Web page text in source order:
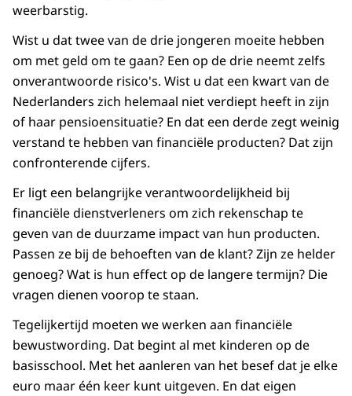
weerbarstig.
Wist u dat twee van de drie jongeren moeite hebben
om met geld om te gaan? Een op de drie neemt zelfs
onverantwoorde risico's. Wist u dat een kwart van de
Nederlanders zich helemaal niet verdiept heeft in zijn
of haar pensioensituatie? En dat een derde zegt weinig
verstand te hebben van financiële producten? Dat zijn
confronterende cijfers.
Er ligt een belangrijke verantwoordelijkheid bij
financiële dienstverleners om zich rekenschap te
geven van de duurzame impact van hun producten.
Passen ze bij de behoeften van de klant? Zijn ze helder
genoeg? Wat is hun effect op de langere termijn? Die
vragen dienen voorop te staan.
Tegelijkertijd moeten we werken aan financiële
bewustwording. Dat begint al met kinderen op de
basisschool. Met het aanleren van het besef dat je elke
euro maar één keer kunt uitgeven. En dat eigen